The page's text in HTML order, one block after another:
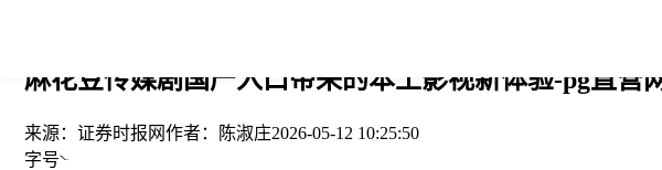
麻花豆传媒剧国产入口带来的本土影视新体验-pg直营
来源： 证券时报网作者： 陈淑庄2026-05-12 10:25:50
字号